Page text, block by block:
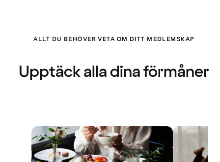
ALLT DU BEHÖVER VETA OM DITT MEDLEMSKAP
Upptäck alla dina förmåner